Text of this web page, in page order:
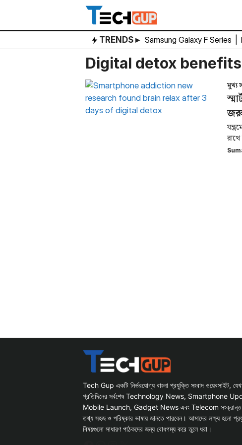
content
TRENDS ▸ Samsung Galaxy F Series
Digital detox
মুখ্য
রাখে
Tech Gup একটি নির্ভরযোগ্য বাংলা প্রযুক্তি সংবাদ ওয়েবসাইট,
প্রতিদিনের সর্বশেষ Technology News, Smartphone
Mobile Launch, Gadget News এবং Telecom সংক্রান্ত
তথ্য সহজ ও পরিষ্কার ভাষায় জানতে পারবেন। আমাদের লক্ষ্য হলো
বিষয়গুলো সাধারণ পাঠকদের জন্য বোধগম্য করে তুলে ধরা।